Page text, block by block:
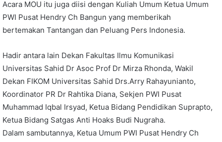
Acara MOU itu juga diisi dengan Kuliah Umum Ketua Umum
PWI Pusat Hendry Ch Bangun yang memberikah
bertemakan Tantangan dan Peluang Pers Indonesia.
Hadir antara lain Dekan Fakultas Ilmu Komunikasi
Universitas Sahid Dr Asoc Prof Dr Mirza Rhonda, Wakil
Dekan FIKOM Universitas Sahid Drs.Arry Rahayunianto,
Koordinator PR Dr Rahtika Diana, Sekjen PWI Pusat
Muhammad Iqbal Irsyad, Ketua Bidang Pendidikan Suprapto,
Ketua Bidang Satgas Anti Hoaks Budi Nugraha.
Dalam sambutannya, Ketua Umum PWI Pusat Hendry Ch